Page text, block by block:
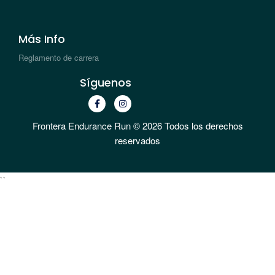
Más Info
Reglamento de carrera
Síguenos
Frontera Endurance Run © 2026 Todos los derechos
reservados
``